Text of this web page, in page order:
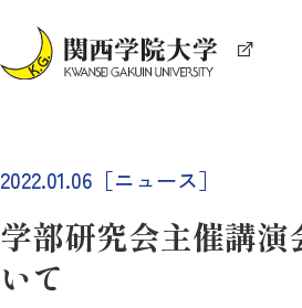
2022.01.06［ニュース］
学部研究会主催講演
いて